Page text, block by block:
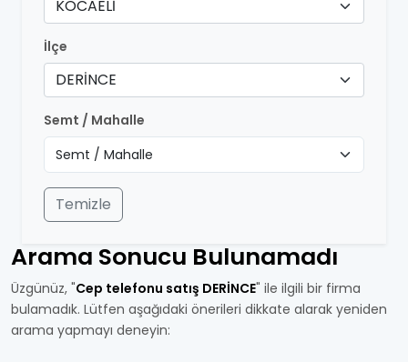
KOCAELİ
İlçe
DERİNCE
Semt / Mahalle
Temizle
Arama Sonucu Bulunamadı
Üzgünüz, "Cep telefonu satış DERİNCE" ile ilgili bir firma
bulamadık. Lütfen aşağıdaki önerileri dikkate alarak yeniden
arama yapmayı deneyin: